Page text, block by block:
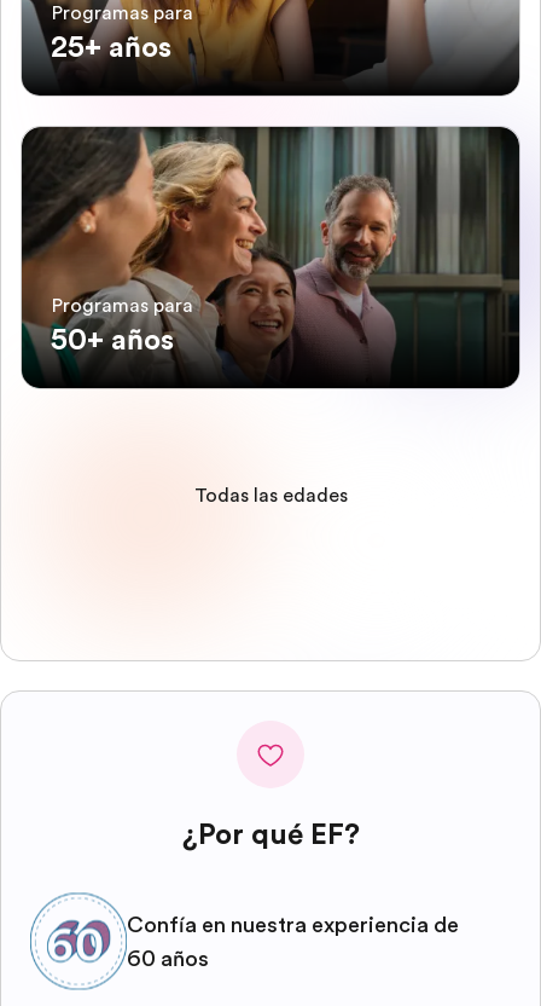
Programas para
25+ años
Programas para
50+ años
Todas las edades
¿Por qué EF?
Confía en nuestra experiencia de
60 años